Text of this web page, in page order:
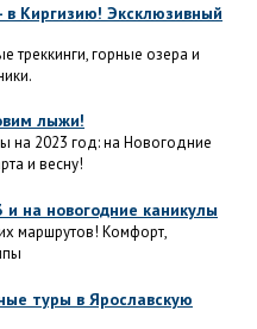
в Киргизию! Эксклюзивный
треккинги, горные озера и
лыжи!
на 2023 год: на Новогодние
и весну!
на новогодние каникулы
маршрутов! Комфорт,
туры в Ярославскую